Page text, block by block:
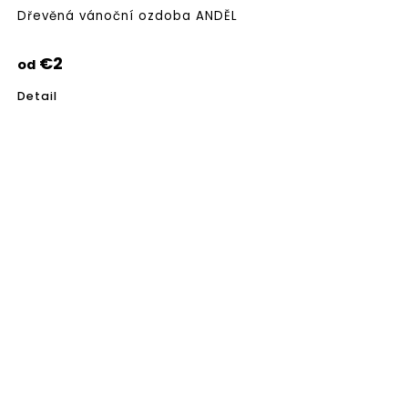
Dřevěná vánoční ozdoba ANDĚL
od €2
Detail